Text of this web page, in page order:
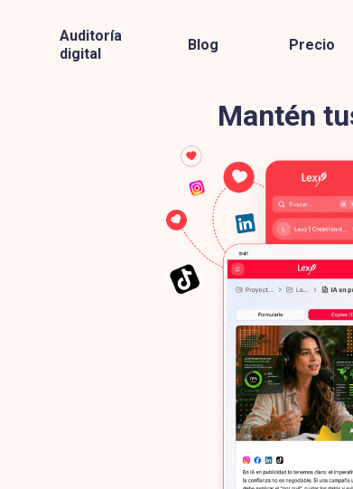
Auditoría
digital
Blog Precio
Mantén